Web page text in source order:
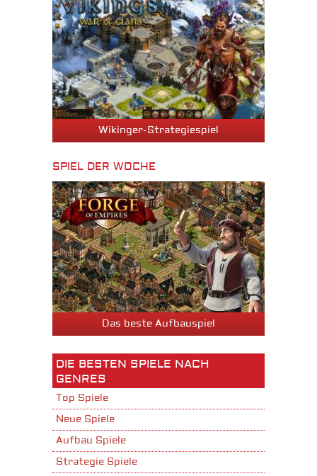
Wikinger-Strategiespiel
SPIEL DER WOCHE
Das beste Aufbauspiel
DIE BESTEN SPIELE NACH
GENRES
Top Spiele
Neue Spiele
Aufbau Spiele
Strategie Spiele